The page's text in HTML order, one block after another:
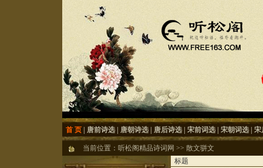
首 页 唐前诗选 唐朝诗选 唐后诗选 宋前词选 宋朝词选 宋
当前位置： 听松阁精品诗词网 >> 散文骈文
标题